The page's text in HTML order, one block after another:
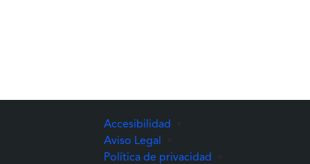
Accesibilidad
Aviso Legal
Política de privacidad